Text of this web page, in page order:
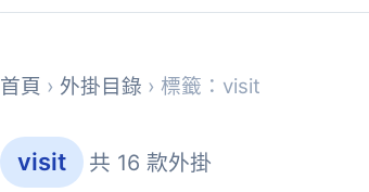
首頁 › 外掛目錄 › 標籤：visit
visit 共 16 款外掛